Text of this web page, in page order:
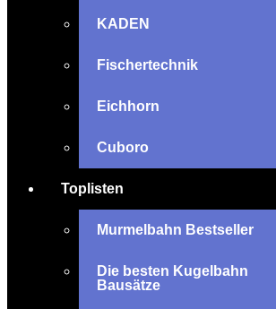
KADEN
Fischertechnik
Eichhorn
Cuboro
Toplisten
Murmelbahn Bestseller
Die besten Kugelbahn
Bausätze